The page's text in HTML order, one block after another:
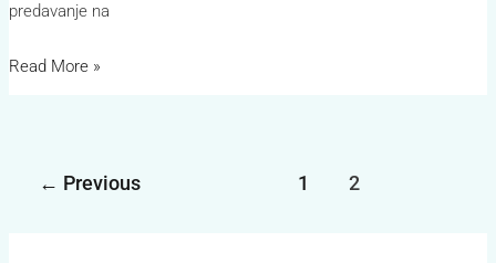
predavanje na
Read More »
← Previous 1 2